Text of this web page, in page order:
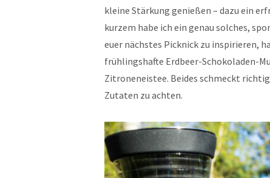
kleine Stärkung genießen – dazu ein
kurzem habe ich ein genau solches,
euer nächstes Picknick zu inspirieren,
frühlingshafte Erdbeer-Schokoladen-
Zitroneneistee. Beides schmeckt
Zutaten zu achten.